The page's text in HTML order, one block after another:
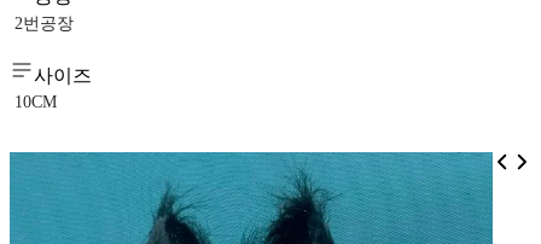
2번공장
사이즈
10CM